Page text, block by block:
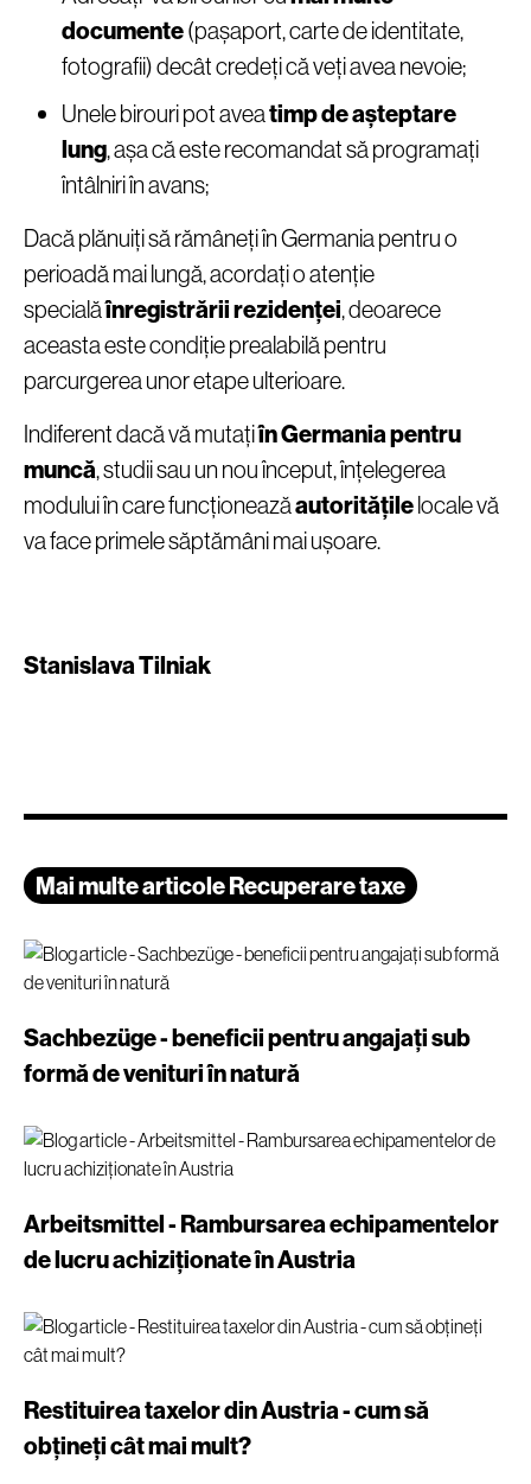
documente(pașaport, carte de identitate,
fotografii) decât credeți că veți avea nevoie;
Unele birouri pot aveatimp de așteptare
lung, așa că este recomandat să programați
întâlniri în avans;
Dacă plănuiți să rămâneți în Germania pentru o
perioadă mai lungă, acordați o atenție
specialăînregistrării rezidenței, deoarece
aceasta este condiție prealabilă pentru
parcurgerea unor etape ulterioare.
Indiferent dacă vă mutațiîn Germania pentru
muncă, studii sau un nou început, înțelegerea
modului în care funcționeazăautoritățilelocale vă
va face primele săptămâni mai ușoare.
Stanislava Tilniak
Mai multe articole Recuperare taxe
Sachbezüge - beneficii pentru angajați sub
formă de venituri în natură
Arbeitsmittel - Rambursarea echipamentelor
de lucru achiziționate în Austria
Restituirea taxelor din Austria - cum să
obțineți cât mai mult?